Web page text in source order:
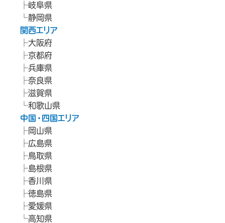
岐阜県
静岡県
関西エリア
大阪府
京都府
兵庫県
奈良県
滋賀県
和歌山県
中国・四国エリア
岡山県
広島県
鳥取県
島根県
香川県
徳島県
愛媛県
高知県